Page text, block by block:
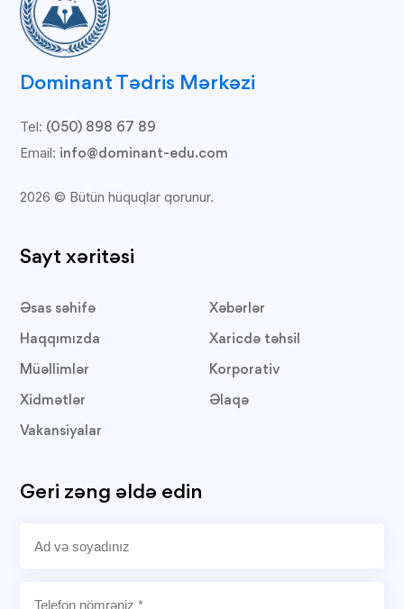
Dominant Tədris Mərkəzi
Tel: (050) 898 67 89
Email: info@dominant-edu.com
2026 © Bütün hüquqlar qorunur.
Sayt xəritəsi
Əsas səhifə
Haqqımızda
Müəllimlər
Xidmətlər
Vakansiyalar
Xəbərlər
Xaricdə təhsil
Korporativ
Əlaqə
Geri zəng əldə edin